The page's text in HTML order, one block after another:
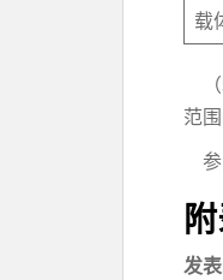
载
（
范围
参
发